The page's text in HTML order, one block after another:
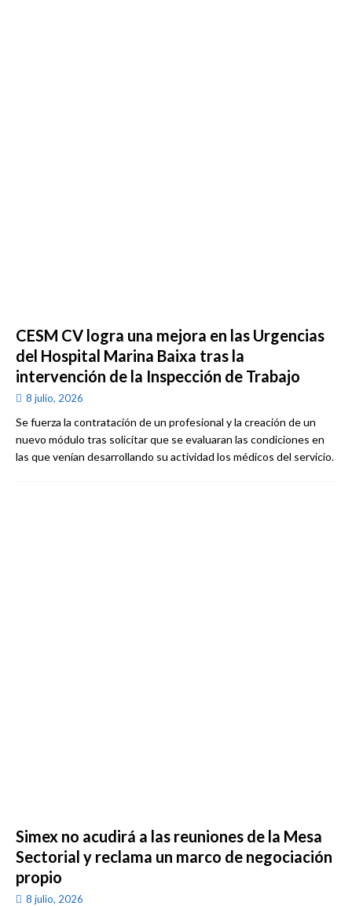
CESM CV logra una mejora en las Urgencias
del Hospital Marina Baixa tras la
intervención de la Inspección de Trabajo
8 julio, 2026
Se fuerza la contratación de un profesional y la creación de un
nuevo módulo tras solicitar que se evaluaran las condiciones en
las que venían desarrollando su actividad los médicos del servicio.
Simex no acudirá a las reuniones de la Mesa
Sectorial y reclama un marco de negociación
propio
8 julio, 2026